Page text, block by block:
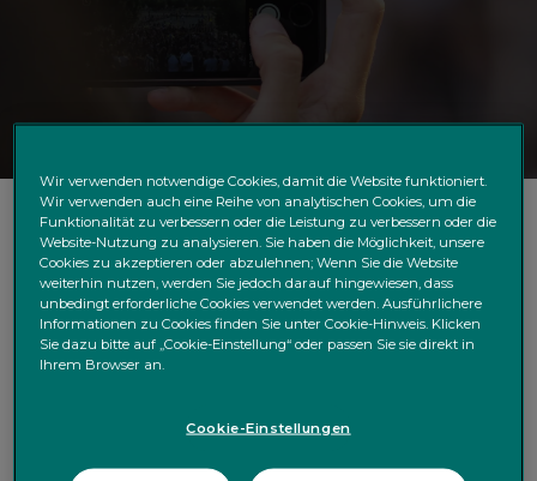
Die Fußball-WM als Börsenfaktor: Große Marken,
große Aufmerksamkeit – aber nur begrenzte
Markteffekte
Alle vier Jahre wird die Fußball-Weltmeisterschaft zur
Coca-Cola, Visa oder Hyundai/Kia nutzen das Turnier seit
Jahren als globale Marketingplattform und investieren
Wir verwenden notwendige Cookies, damit die Website funktioniert.
Wir verwenden auch eine Reihe von analytischen Cookies, um die
Funktionalität zu verbessern oder die Leistung zu verbessern oder die
Website-Nutzung zu analysieren. Sie haben die Möglichkeit, unsere
Cookies zu akzeptieren oder abzulehnen; Wenn Sie die Website
weiterhin nutzen, werden Sie jedoch darauf hingewiesen, dass
unbedingt erforderliche Cookies verwendet werden. Ausführlichere
Informationen zu Cookies finden Sie unter Cookie-Hinweis. Klicken
Sie dazu bitte auf „Cookie-Einstellung“ oder passen Sie sie direkt in
Ihrem Browser an.
Cookie-Einstellungen